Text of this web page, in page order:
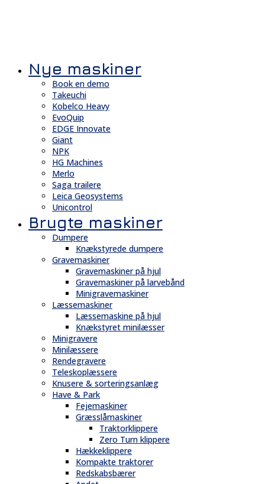
Nye maskiner
Book en demo
Takeuchi
Kobelco Heavy
EvoQuip
EDGE Innovate
Giant
NPK
HG Machines
Merlo
Saga trailere
Leica Geosystems
Unicontrol
Brugte maskiner
Dumpere
Knækstyrede dumpere
Gravemaskiner
Gravemaskiner på hjul
Gravemaskiner på larvebånd
Minigravemaskiner
Læssemaskiner
Læssemaskine på hjul
Knækstyret minilæsser
Minigravere
Minilæssere
Rendegravere
Teleskoplæssere
Knusere & sorteringsanlæg
Have & Park
Fejemaskiner
Græsslåmaskiner
Traktorklippere
Zero Turn klippere
Hækkeklippere
Kompakte traktorer
Redskabsbærer